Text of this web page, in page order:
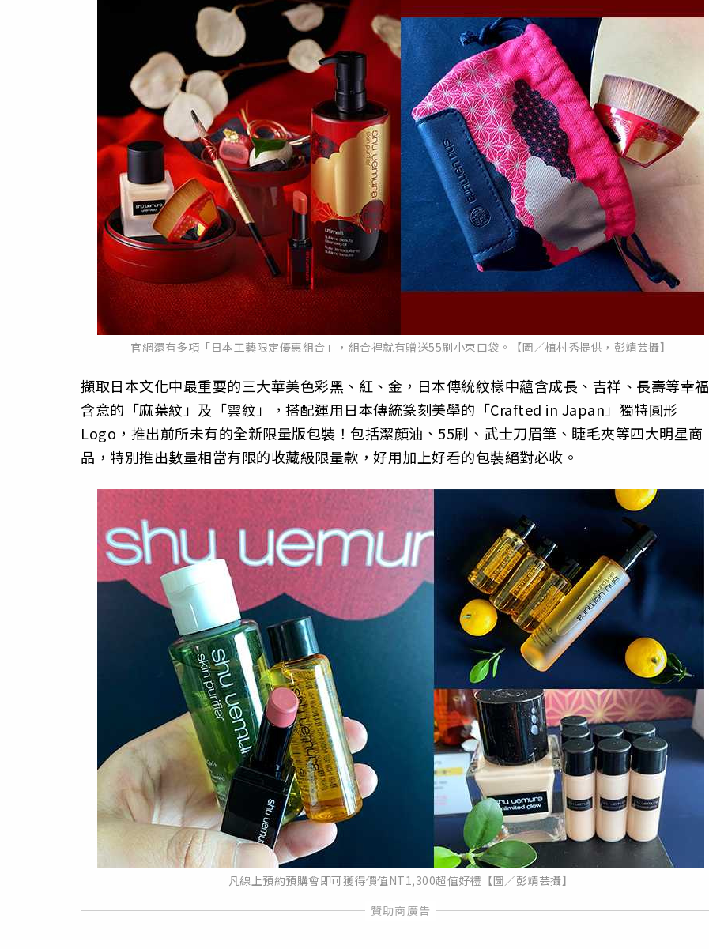
官網還有多項「日本工藝限定優惠組合」，組合裡就有贈送55刷小束口袋。【圖／植村秀提供，彭靖芸攝】
擷取日本文化中最重要的三大華美色彩黑、紅、金，日本傳統紋樣中蘊含成長、吉祥、長壽等幸福
含意的「麻葉紋」及「雲紋」，搭配運用日本傳統篆刻美學的「Crafted in Japan」獨特圓形
Logo，推出前所未有的全新限量版包裝！包括潔顏油、55刷、武士刀眉筆、睫毛夾等四大明星商
品，特別推出數量相當有限的收藏級限量款，好用加上好看的包裝絕對必收。
凡線上預約預購會即可獲得價值NT1,300超值好禮【圖／彭靖芸攝】